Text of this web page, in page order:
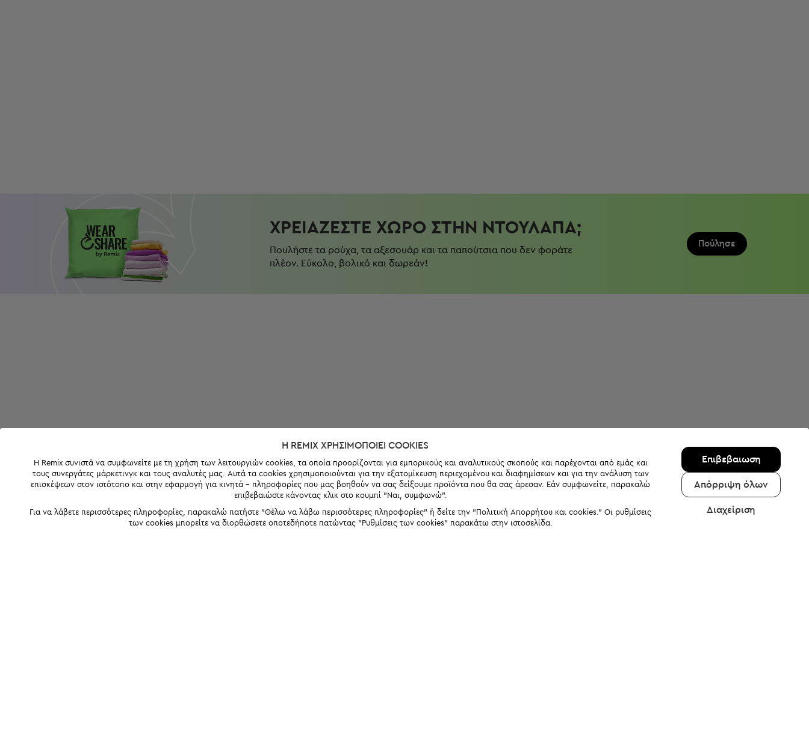
ΧΡΕΙΆΖΕΣΤΕ ΧΏΡΟ ΣΤΗΝ ΝΤΟΥΛΆΠΑ;
Πουλήστε τα ρούχα, τα αξεσουάρ και τα παπούτσια που δεν φοράτε
πλέον. Εύκολο, βολικό και δωρεάν!
Πούλησε
Η REMIX ΧΡΗΣΙΜΟΠΟΙΕΊ COOKIES
Η Remix συνιστά να συμφωνείτε με τη χρήση των λειτουργιών cookies, τα οποία προορίζονται για εμπορικούς και αναλυτικούς σκοπούς και παρέχονται από εμάς και
τους συνεργάτες μάρκετινγκ και τους αναλυτές μας. Αυτά τα cookies χρησιμοποιούνται για την εξατομίκευση περιεχομένου και διαφημίσεων και για την ανάλυση των
επισκέψεων στον ιστότοπο και στην εφαρμογή για κινητά - πληροφορίες που μας βοηθούν να σας δείξουμε προϊόντα που θα σας άρεσαν. Εάν συμφωνείτε, παρακαλώ
επιβεβαιώστε κάνοντας κλικ στο κουμπί "Ναι, συμφωνώ".
Για να λάβετε περισσότερες πληροφορίες, παρακαλώ πατήστε "Θέλω να λάβω περισσότερες πληροφορίες" ή δείτε την "Πολιτική Απορρήτου και cookies." Οι ρυθμίσεις
των cookies μπορείτε να διορθώσετε οποτεδήποτε πατώντας "Ρυθμίσεις των cookies" παρακάτω στην ιστοσελίδα.
Επιβεβαιωση
Απόρριψη όλων
Διαχείριση